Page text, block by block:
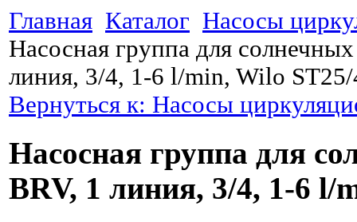
Главная Каталог Насосы
Насосная группа для
линия, 3/4, 1-6 l/min, Wilo
Вернуться к: Насосы
Насосная группа для
BRV, 1 линия, 3/4, 1-6 l/